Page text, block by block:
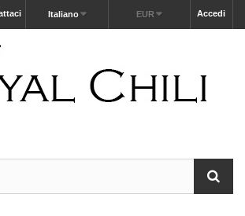
Accedi
EUR
Italiano